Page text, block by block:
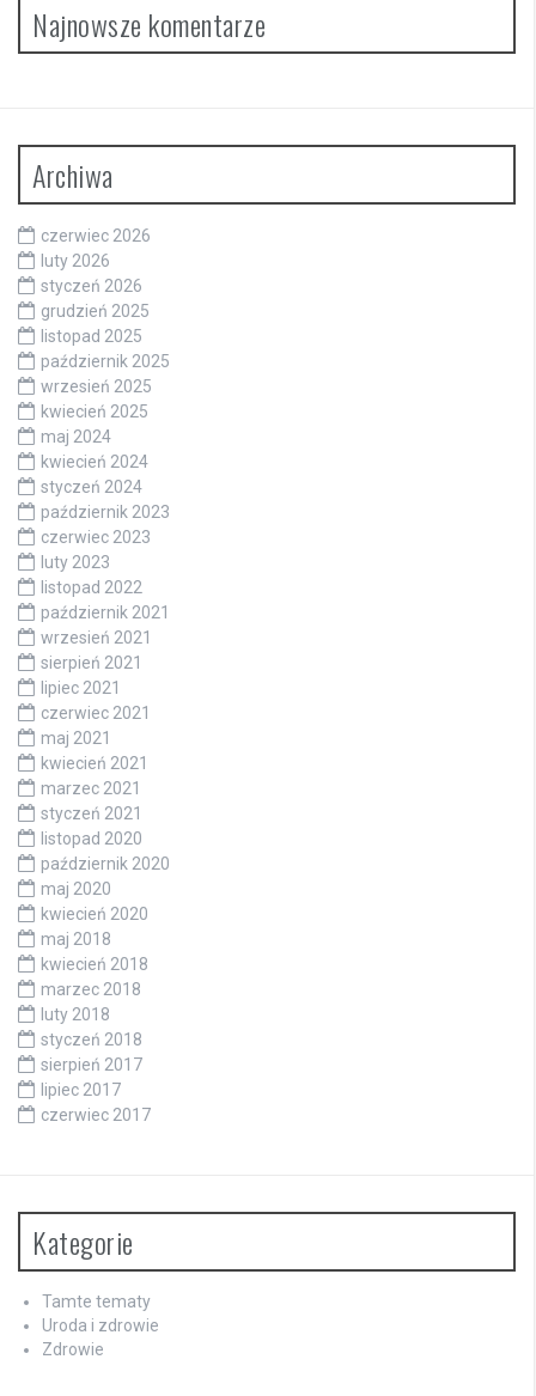
Najnowsze komentarze
Archiwa
czerwiec 2026
luty 2026
styczeń 2026
grudzień 2025
listopad 2025
październik 2025
wrzesień 2025
kwiecień 2025
maj 2024
kwiecień 2024
styczeń 2024
październik 2023
czerwiec 2023
luty 2023
listopad 2022
październik 2021
wrzesień 2021
sierpień 2021
lipiec 2021
czerwiec 2021
maj 2021
kwiecień 2021
marzec 2021
styczeń 2021
listopad 2020
październik 2020
maj 2020
kwiecień 2020
maj 2018
kwiecień 2018
marzec 2018
luty 2018
styczeń 2018
sierpień 2017
lipiec 2017
czerwiec 2017
Kategorie
Tamte tematy
Uroda i zdrowie
Zdrowie